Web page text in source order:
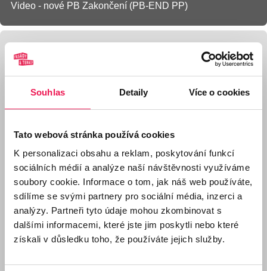
Souhlas Detaily Více o cookies
Tato webová stránka používá cookies
K personalizaci obsahu a reklam, poskytování funkcí
sociálních médií a analýze naší návštěvnosti využíváme
soubory cookie. Informace o tom, jak náš web používáte,
sdílíme se svými partnery pro sociální média, inzerci a
analýzy. Partneři tyto údaje mohou zkombinovat s
dalšími informacemi, které jste jim poskytli nebo které
získali v důsledku toho, že používáte jejich služby.
Video - nové PB Zakončení (PB-END PP)
Galerie produktu BUZON® PB-END Zakončovací
Nový PB-END PP
(2020) z
polypropylenu
Nový PB-END PP -
ilustrace použití na
boku i v rohu terasy